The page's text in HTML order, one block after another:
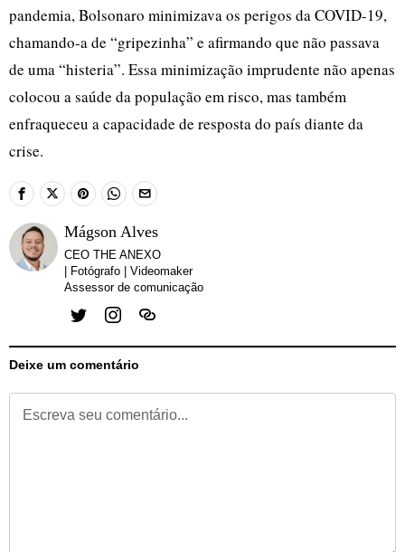
pandemia, Bolsonaro minimizava os perigos da COVID-19,
chamando-a de “gripezinha” e afirmando que não passava
de uma “histeria”. Essa minimização imprudente não apenas
colocou a saúde da população em risco, mas também
enfraqueceu a capacidade de resposta do país diante da
crise.
Mágson Alves
CEO THE ANEXO
| Fotógrafo | Videomaker
Assessor de comunicação
Deixe um comentário